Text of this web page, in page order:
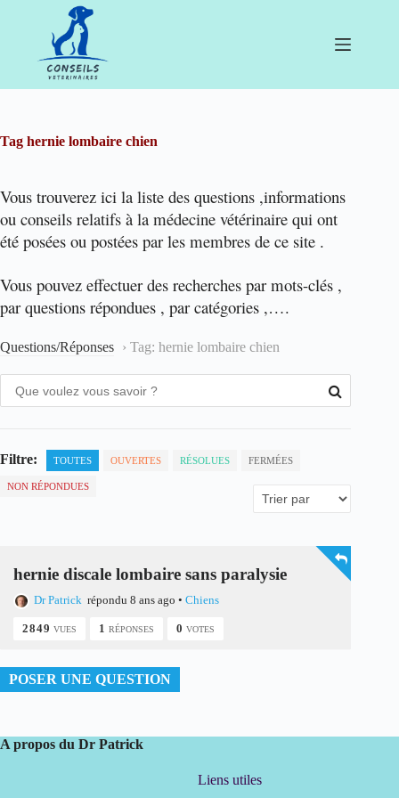
Tag hernie lombaire chien
Vous trouverez ici la liste des questions ,informations
ou conseils relatifs à la médecine vétérinaire qui ont
été posées ou postées par les membres de ce site .
Vous pouvez effectuer des recherches par mots-clés ,
par questions répondues , par catégories ,….
Questions/Réponses › Tag: hernie lombaire chien
Filtre: TOUTES OUVERTES RÉSOLUES FERMÉES
NON RÉPONDUES
hernie discale lombaire sans paralysie
Dr Patrick répondu 8 ans ago • Chiens
2849 VUES 1 RÉPONSES 0 VOTES
POSER UNE QUESTION
A propos du Dr Patrick
Liens utiles